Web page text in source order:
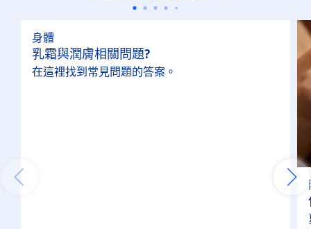
身體
乳霜與潤膚相關問題?
在這裡找到常見問題的答案。